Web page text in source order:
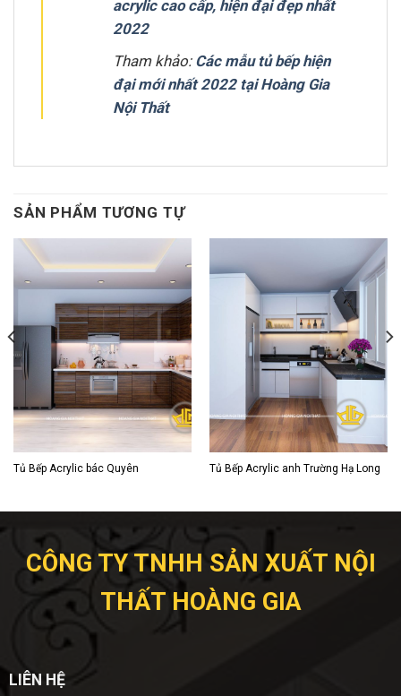
acrylic cao cấp, hiện đại đẹp nhất
2022
Tham khảo: Các mẫu tủ bếp hiện
đại mới nhất 2022 tại Hoàng Gia
Nội Thất
SẢN PHẨM TƯƠNG TỰ
Tủ Bếp Acrylic bác Quyên Tủ Bếp Acrylic anh Trường Hạ Long
CÔNG TY TNHH SẢN XUẤT NỘI
THẤT HOÀNG GIA
LIÊN HỆ